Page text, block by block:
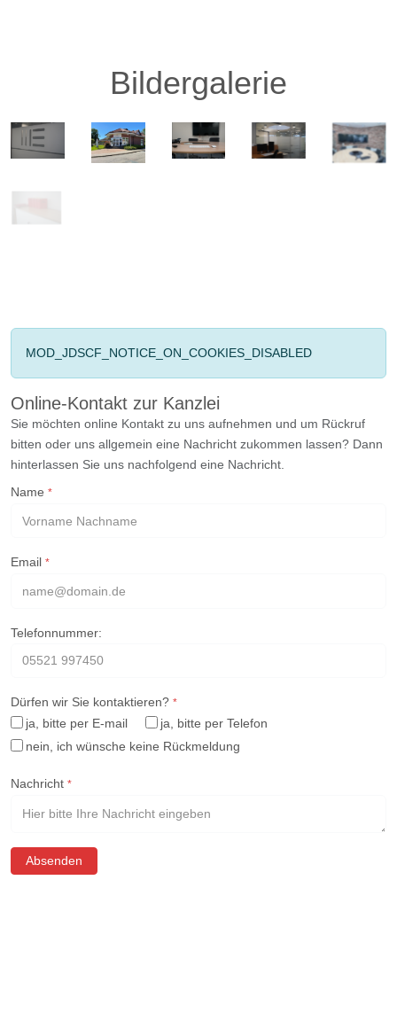
Bildergalerie
MOD_JDSCF_NOTICE_ON_COOKIES_DISABLED
Online-Kontakt zur Kanzlei
Sie möchten online Kontakt zu uns aufnehmen und um Rückruf
bitten oder uns allgemein eine Nachricht zukommen lassen? Dann
hinterlassen Sie uns nachfolgend eine Nachricht.
Name *
Email *
Telefonnummer:
Dürfen wir Sie kontaktieren? *
ja, bitte per E-mail
ja, bitte per Telefon
nein, ich wünsche keine Rückmeldung
Nachricht *
Absenden